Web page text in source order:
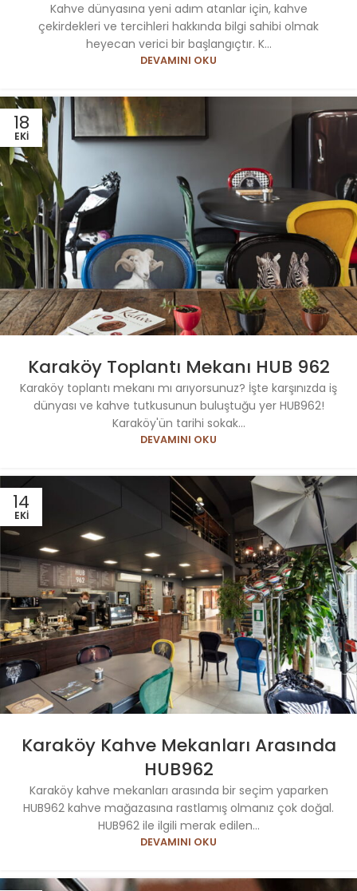
Kahve dünyasına yeni adım atanlar için, kahve
çekirdekleri ve tercihleri hakkında bilgi sahibi olmak
heyecan verici bir başlangıçtır. K...
DEVAMINI OKU
18
EKI
Karaköy Toplantı Mekanı HUB 962
Karaköy toplantı mekanı mı arıyorsunuz? İşte karşınızda iş
dünyası ve kahve tutkusunun buluştuğu yer HUB962!
Karaköy'ün tarihi sokak...
DEVAMINI OKU
14
EKI
Karaköy Kahve Mekanları Arasında
HUB962
Karaköy kahve mekanları arasında bir seçim yaparken
HUB962 kahve mağazasına rastlamış olmanız çok doğal.
HUB962 ile ilgili merak edilen...
DEVAMINI OKU